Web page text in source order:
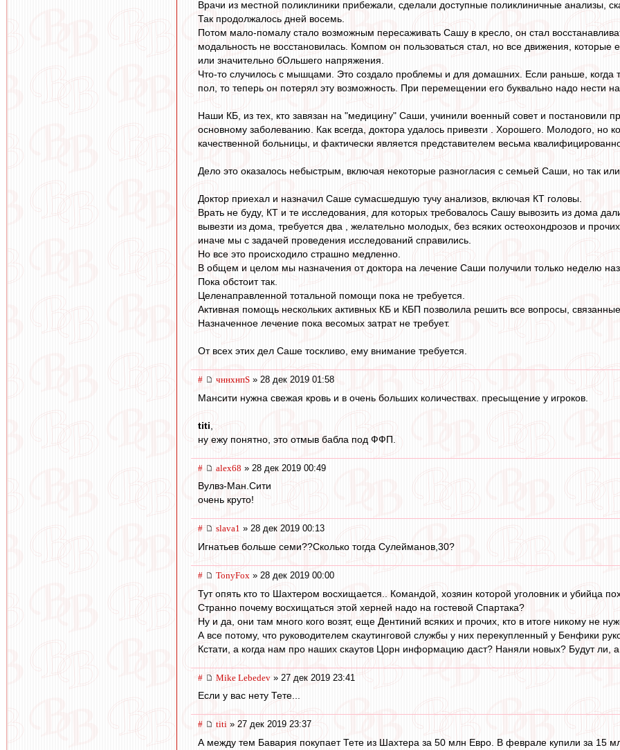
Врачи из местной поликлиники прибежали, сделали доступные поликлиничные анализы,
Так продолжалось дней восемь.
Потом мало-помалу стало возможным пересаживать Сашу в кресло, он стал
модальность не восстановилась. Компом он пользоваться стал, но все движения, которые
или значительно бОльшего напряжения.
Что-то случилось с мышцами. Это создало проблемы и для домашних. Если раньше, когда
пол, то теперь он потерял эту возможность. При перемещении его буквально надо нести
Наши КБ, из тех, кто завязан на "медицину" Саши, учинили военный совет и постановили
основному заболеванию. Как всегда, доктора удалось привезти . Хорошего. Молодого, но
качественной больницы, и фактически является представителем весьма
Дело это оказалось небыстрым, включая некоторые разногласия с семьей Саши, но так
Доктор приехал и назначил Саше сумасшедшую тучу анализов, включая КТ головы.
Врать не буду, КТ и те исследования, для которых требовалось Сашу вывозить из дома
вывезти из дома, требуется два , желательно молодых, без всяких остеохондрозов и
иначе мы с задачей проведения исследований справились.
Но все это происходило страшно медленно.
В общем и целом мы назначения от доктора на лечение Саши получили только неделю
Пока обстоит так.
Целенаправленной тотальной помощи пока не требуется.
Активная помощь нескольких активных КБ и КБП позволила решить все вопросы,
Назначенное лечение пока весомых затрат не требует.
От всех этих дел Саше тоскливо, ему внимание требуется.
# чннхнпS » 28 дек 2019 01:58
Мансити нужна свежая кровь и в очень больших количествах. пресыщение у игроков.
titi
ну ежу понятно, это отмыв бабла под ФФП.
# alex68 » 28 дек 2019 00:49
Вулвз-Ман.Сити
очень круто!
# slava1 » 28 дек 2019 00:13
Игнатьев больше семи??Сколько тогда Сулейманов,30?
# TonyFox » 28 дек 2019 00:00
Тут опять кто то Шахтером восхищается.. Командой, хозяин которой уголовник и убийца
Странно почему восхищаться этой херней надо на гостевой Спартака?
Ну и да, они там много кого возят, еще Дентиний всяких и прочих, кто в итоге никому не
А все потому, что руководителем скаутинговой службы у них перекупленный у Бенфики
Кстати, а когда нам про наших скаутов Цорн информацию даст? Наняли новых? Будут ли,
# Mike Lebedev » 27 дек 2019 23:41
Если у вас нету Тете...
# titi » 27 дек 2019 23:37
А между тем Бавария покупает Тете из Шахтера за 50 млн Евро. В феврале купили за 15